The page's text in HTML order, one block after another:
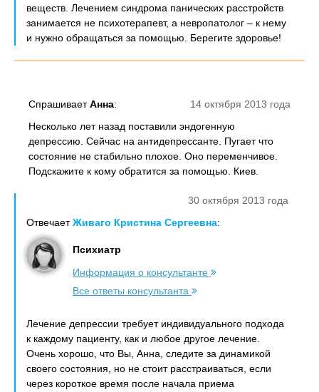
веществ. Лечением синдрома панических расстройств
занимается не психотерапевт, а невропатолог – к нему
и нужно обращаться за помощью. Берегите здоровье!
14 октября 2013 года
СпрашиваетАнна:
Несколько лет назад поставили эндогенную
депрессию. Сейчас на антидепрессанте. Пугает что
состояние не стабильно плохое. Оно переменчивое.
Подскажите к кому обратится за помощью. Киев.
30 октября 2013 года
ОтвечаетЖиваго Кристина Сергеевна:
Психиатр
Информация о консультанте
Все ответы консультанта
Лечение депрессии требует индивидуального подхода
к каждому пациенту, как и любое другое лечение.
Очень хорошо, что Вы, Анна, следите за динамикой
своего состояния, но не стоит расстраиваться, если
через короткое время после начала приема